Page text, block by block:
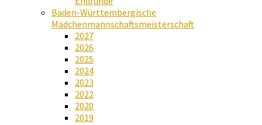
Baden-Württembergische
Mädchenmannschaftsmeisterschaft
2027
2026
2025
2024
2023
2022
2020
2019